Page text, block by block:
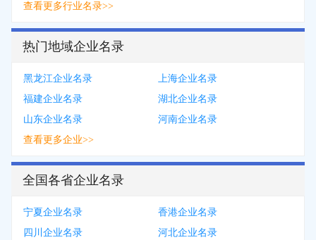
查看更多行业名录>>
热门地域企业名录
黑龙江企业名录
上海企业名录
福建企业名录
湖北企业名录
山东企业名录
河南企业名录
查看更多企业>>
全国各省企业名录
宁夏企业名录
香港企业名录
四川企业名录
河北企业名录